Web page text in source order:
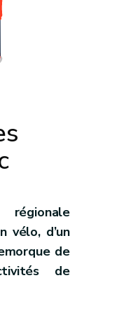
vélo, d’un
de
de